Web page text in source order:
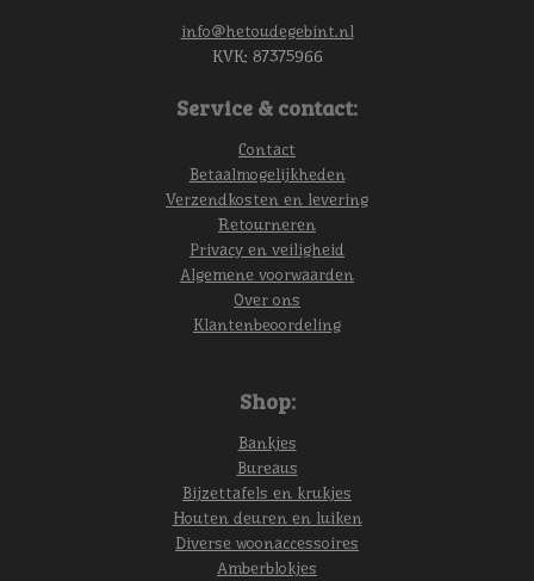
info@hetoudegebint.nl
KVK: 87375966
Service & contact:
Contact
Betaalmogelijkheden
Verzendkosten en levering
Retourneren
Privacy en veiligheid
Algemene voorwaarden
Over ons
Klantenbeoordeling
Shop:
Bankjes
Bureaus
Bijzettafels en krukjes
Houten deuren en luiken
Diverse woonaccessoires
Amberblokjes